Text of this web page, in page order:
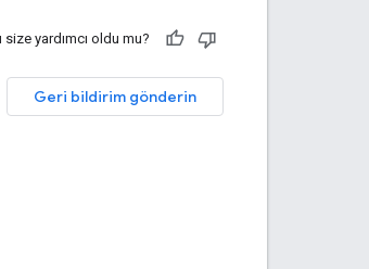
size yardımcı oldu mu?
Geri bildirim gönderin